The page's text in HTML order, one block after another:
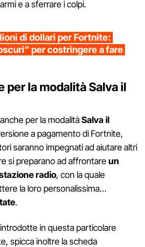
e a sferrare i colpi.
di dollari per Fortnite:
per costringere a fare
per la modalità Salva il
per la modalitàSalva il
a pagamento di Fortnite,
saranno impegnati ad aiutare altri
si preparano ad affrontareun
radio, con la quale
la loro personalissima…
.
in questa particolare
spicca inoltre la scheda